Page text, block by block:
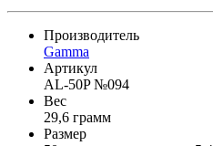
Производитель
Gamma
Артикул
AL-50P №094
Вес
29,6 грамм
Размер